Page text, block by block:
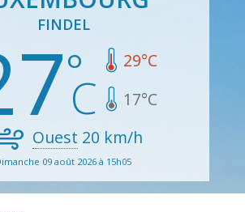
FINDEL
29°C
17°C
Ouest 20 km/h
09 août 2026 à 15h05